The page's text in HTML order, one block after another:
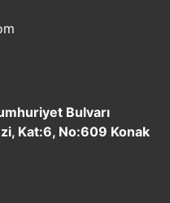
Bulvarı
Kat:6, No:609 Konak